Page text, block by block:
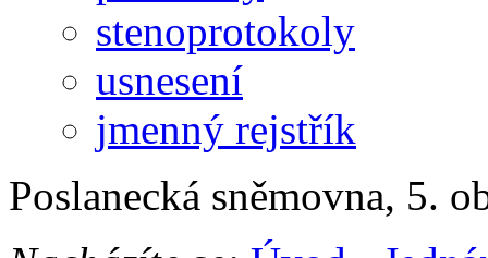
stenoprotokoly
usnesení
jmenný rejstřík
Poslanecká sněmovna, 5.